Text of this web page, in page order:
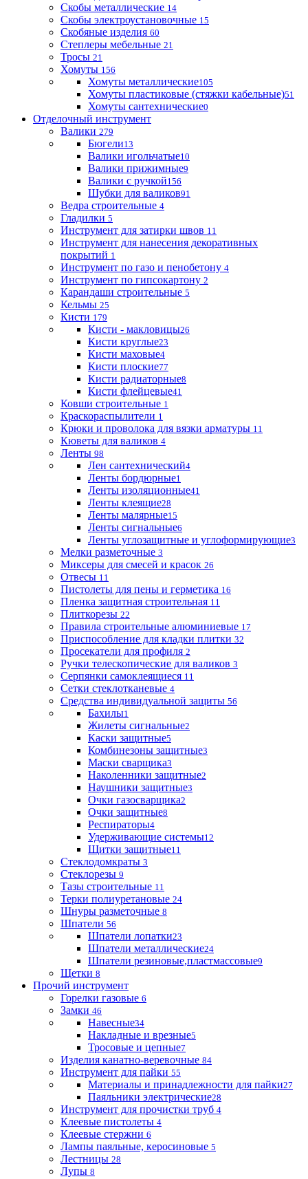
Скобы металлические 14
Скобы электроустановочные 15
Скобяные изделия 60
Степлеры мебельные 21
Тросы 21
Хомуты 156
Хомуты металлические105
Хомуты пластиковые (стяжки кабельные)51
Хомуты сантехнические0
Отделочный инструмент
Валики 279
Бюгели13
Валики игольчатые10
Валики прижимные9
Валики с ручкой156
Шубки для валиков91
Ведра строительные 4
Гладилки 5
Инструмент для затирки швов 11
Инструмент для нанесения декоративных
покрытий 1
Инструмент по газо и пенобетону 4
Инструмент по гипсокартону 2
Карандаши строительные 5
Кельмы 25
Кисти 179
Кисти - макловицы26
Кисти круглые23
Кисти маховые4
Кисти плоские77
Кисти радиаторные8
Кисти флейцевые41
Ковши строительные 1
Краскораспылители 1
Крюки и проволока для вязки арматуры 11
Кюветы для валиков 4
Ленты 98
Лен сантехнический4
Ленты бордюрные1
Ленты изоляционные41
Ленты клеящие28
Ленты малярные15
Ленты сигнальные6
Ленты углозащитные и углоформирующие3
Мелки разметочные 3
Миксеры для смесей и красок 26
Отвесы 11
Пистолеты для пены и герметика 16
Пленка защитная строительная 11
Плиткорезы 22
Правила строительные алюминиевые 17
Приспособление для кладки плитки 32
Просекатели для профиля 2
Ручки телескопические для валиков 3
Серпянки самоклеящиеся 11
Сетки стеклотканевые 4
Средства индивидуальной защиты 56
Бахилы1
Жилеты сигнальные2
Каски защитные5
Комбинезоны защитные3
Маски сварщика3
Наколенники защитные2
Наушники защитные3
Очки газосварщика2
Очки защитные8
Респираторы4
Удерживающие системы12
Щитки защитные11
Стеклодомкраты 3
Стеклорезы 9
Тазы строительные 11
Терки полиуретановые 24
Шнуры разметочные 8
Шпатели 56
Шпатели лопатки23
Шпатели металлические24
Шпатели резиновые,пластмассовые9
Щетки 8
Прочий инструмент
Горелки газовые 6
Замки 46
Навесные34
Накладные и врезные5
Тросовые и цепные7
Изделия канатно-веревочные 84
Инструмент для пайки 55
Материалы и принадлежности для пайки27
Паяльники электрические28
Инструмент для прочистки труб 4
Клеевые пистолеты 4
Клеевые стержни 6
Лампы паяльные, керосиновые 5
Лестницы 28
Лупы 8